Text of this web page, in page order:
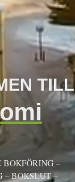
TILL
BOKFÖRING –
– BOKSLUT –